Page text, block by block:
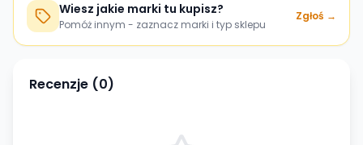
Wiesz jakie marki tu kupisz?
Pomóż innym - zaznacz marki i typ sklepu
Zgłoś →
Recenzje (0)